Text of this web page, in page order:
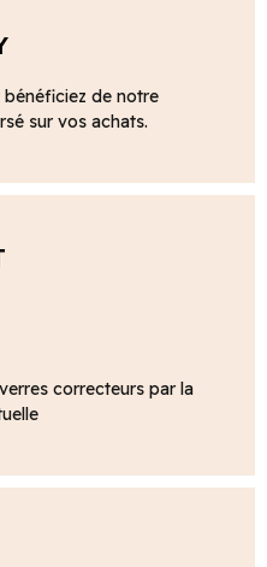
de notre
sur vos achats.
correcteurs par la